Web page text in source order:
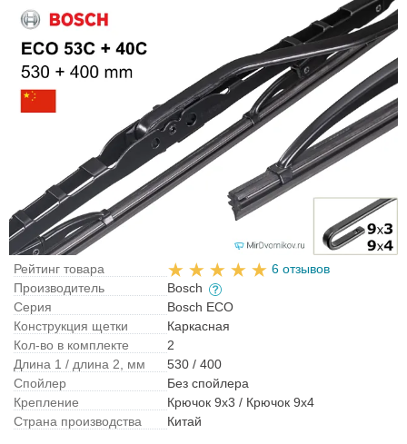
Рейтинг товара
6 отзывов
Производитель
Bosch
Серия
Bosch ECO
Конструкция щетки
Каркасная
Кол-во в комплекте
2
Длина 1 / длина 2, мм
530 / 400
Спойлер
Без спойлера
Крепление
Крючок 9x3 / Крючок 9x4
Страна производства
Китай